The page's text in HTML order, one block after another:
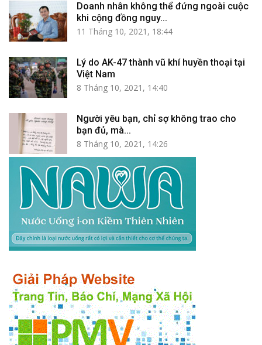
Doanh nhân không thể đứng ngoài cuộc
khi cộng đồng nguy...
11 Tháng 10, 2021, 18:44
Lý do AK-47 thành vũ khí huyền thoại tại
Việt Nam
8 Tháng 10, 2021, 14:40
Người yêu bạn, chỉ sợ không trao cho
bạn đủ, mà...
8 Tháng 10, 2021, 14:26